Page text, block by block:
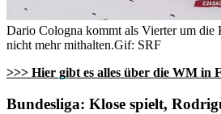
Dario Cologna kommt als Vierter um die
nicht mehr mithalten.Gif: SRF
>>> Hier gibt es alles über die WM in
Bundesliga: Klose spielt,